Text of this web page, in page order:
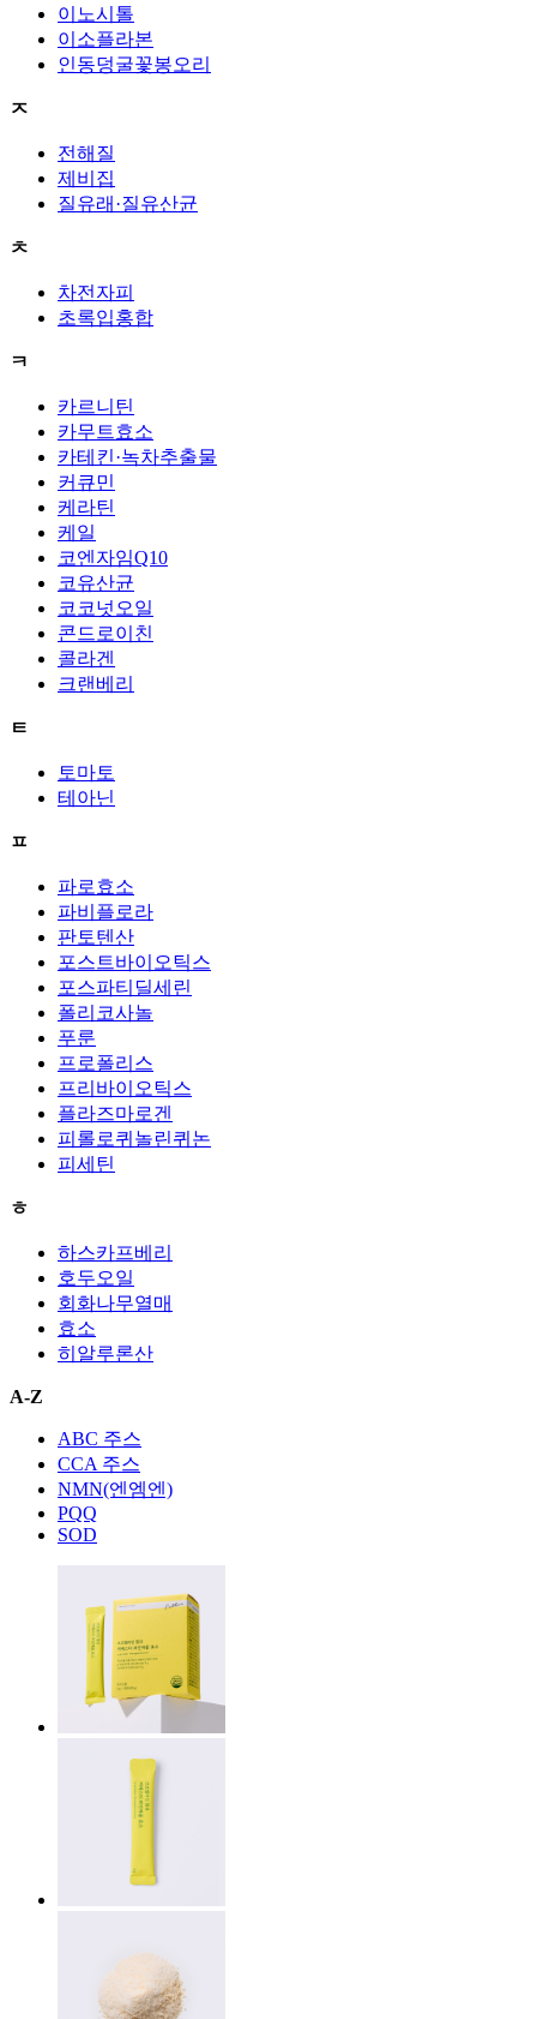
이노시톨
이소플라본
인동덩굴꽃봉오리
ㅈ
전해질
제비집
질유래·질유산균
ㅊ
차전자피
초록입홍합
ㅋ
카르니틴
카무트효소
카테킨·녹차추출물
커큐민
케라틴
케일
코엔자임Q10
코유산균
코코넛오일
콘드로이친
콜라겐
크랜베리
ㅌ
토마토
테아닌
ㅍ
파로효소
파비플로라
판토텐산
포스트바이오틱스
포스파티딜세린
폴리코사놀
푸룬
프로폴리스
프리바이오틱스
플라즈마로겐
피롤로퀴놀린퀴논
피세틴
ㅎ
하스카프베리
호두오일
회화나무열매
효소
히알루론산
A-Z
ABC 주스
CCA 주스
NMN(엔엠엔)
PQQ
SOD